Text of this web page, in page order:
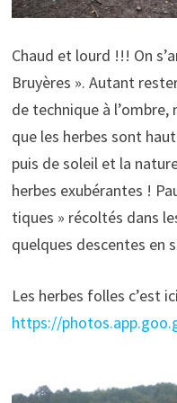
Chaud et lourd !!! On
Bruyères ». Autant
de technique à l’ombre,
que les herbes sont
puis de soleil et la
herbes exubérantes !
tiques » récoltés dans
quelques descentes en
Les herbes folles c’est
https://